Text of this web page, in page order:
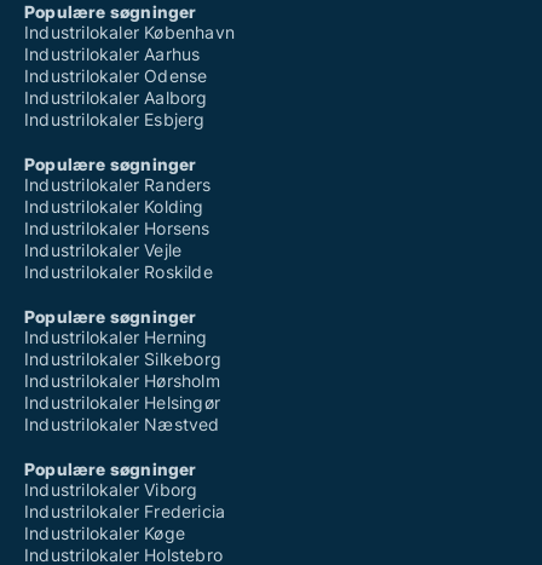
Populære søgninger
Industrilokaler København
Industrilokaler Aarhus
Industrilokaler Odense
Industrilokaler Aalborg
Industrilokaler Esbjerg
Populære søgninger
Industrilokaler Randers
Industrilokaler Kolding
Industrilokaler Horsens
Industrilokaler Vejle
Industrilokaler Roskilde
Populære søgninger
Industrilokaler Herning
Industrilokaler Silkeborg
Industrilokaler Hørsholm
Industrilokaler Helsingør
Industrilokaler Næstved
Populære søgninger
Industrilokaler Viborg
Industrilokaler Fredericia
Industrilokaler Køge
Industrilokaler Holstebro